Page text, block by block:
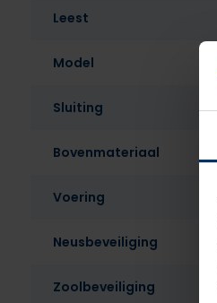
Leest
Model
Sluiting
Bovenmateriaal
Voering
Neusbeveiliging
Zoolbeveiliging